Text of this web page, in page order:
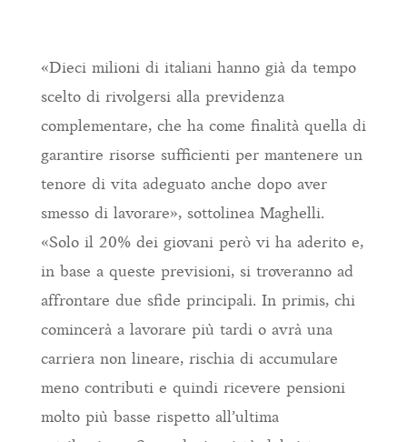
«Dieci milioni di italiani hanno già da tempo
scelto di rivolgersi alla previdenza
complementare, che ha come finalità quella di
garantire risorse sufficienti per mantenere un
tenore di vita adeguato anche dopo aver
smesso di lavorare», sottolinea Maghelli.
«Solo il 20% dei giovani però vi ha aderito e,
in base a queste previsioni, si troveranno ad
affrontare due sfide principali. In primis, chi
comincerà a lavorare più tardi o avrà una
carriera non lineare, rischia di accumulare
meno contributi e quindi ricevere pensioni
molto più basse rispetto all’ultima